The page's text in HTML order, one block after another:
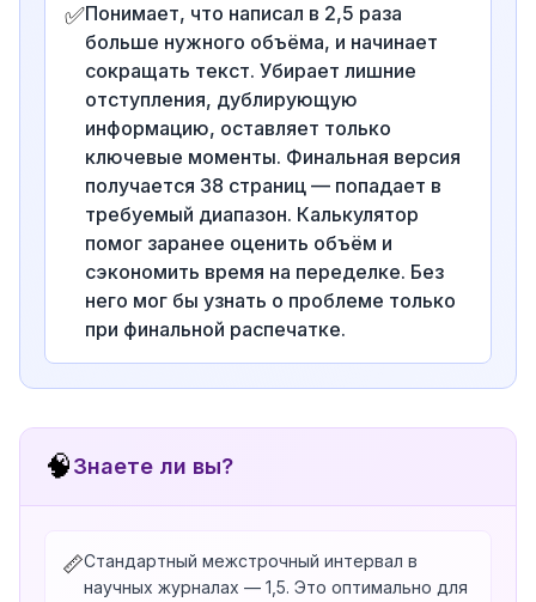
✅Понимает, что написал в 2,5 раза
больше нужного объёма, и начинает
сокращать текст. Убирает лишние
отступления, дублирующую
информацию, оставляет только
ключевые моменты. Финальная версия
получается 38 страниц — попадает в
требуемый диапазон. Калькулятор
помог заранее оценить объём и
сэкономить время на переделке. Без
него мог бы узнать о проблеме только
при финальной распечатке.
🧠Знаете ли вы?
📏Стандартный межстрочный интервал в
научных журналах — 1,5. Это оптимально для